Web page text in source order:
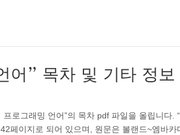
어” 목차 및 기타 정보
로그래밍 언어”의 목차 pdf 파일을 올립니다.
페이지로 되어 있으며, 원문은 볼랜드~엠바